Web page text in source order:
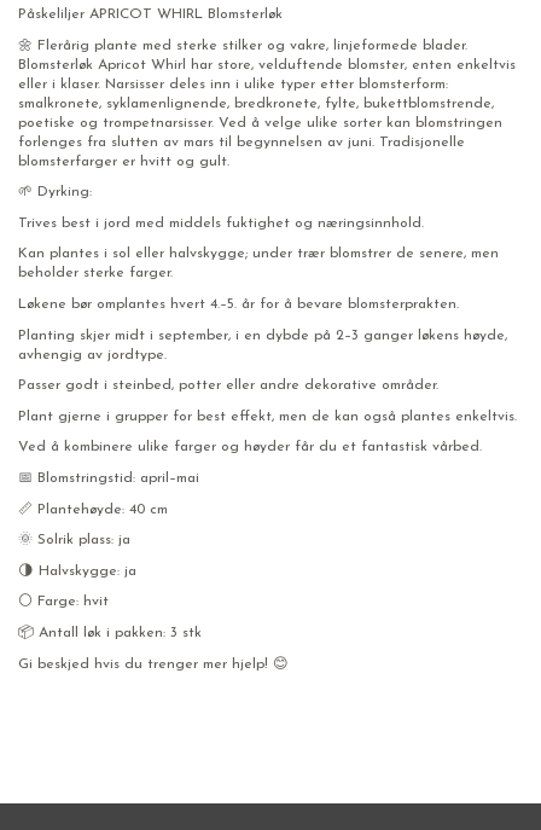
Påskeliljer APRICOT WHIRL Blomsterløk
🌼 Flerårig plante med sterke stilker og vakre, linjeformede blader.
Blomsterløk Apricot Whirl har store, velduftende blomster, enten enkeltvis
eller i klaser. Narsisser deles inn i ulike typer etter blomsterform:
smalkronete, syklamenlignende, bredkronete, fylte, bukettblomstrende,
poetiske og trompetnarsisser. Ved å velge ulike sorter kan blomstringen
forlenges fra slutten av mars til begynnelsen av juni. Tradisjonelle
blomsterfarger er hvitt og gult.
🌱 Dyrking:
Trives best i jord med middels fuktighet og næringsinnhold.
Kan plantes i sol eller halvskygge; under trær blomstrer de senere, men
beholder sterke farger.
Løkene bør omplantes hvert 4.–5. år for å bevare blomsterprakten.
Planting skjer midt i september, i en dybde på 2–3 ganger løkens høyde,
avhengig av jordtype.
Passer godt i steinbed, potter eller andre dekorative områder.
Plant gjerne i grupper for best effekt, men de kan også plantes enkeltvis.
Ved å kombinere ulike farger og høyder får du et fantastisk vårbed.
📅 Blomstringstid: april–mai
📏 Plantehøyde: 40 cm
🌞 Solrik plass: ja
🌗 Halvskygge: ja
⚪ Farge: hvit
📦 Antall løk i pakken: 3 stk
Gi beskjed hvis du trenger mer hjelp! 😊